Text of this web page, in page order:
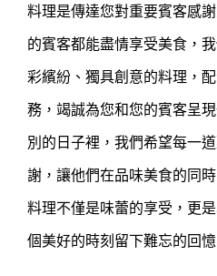
料理是傳達您對重要賓客感
的賓客都能盡情享受美食，
彩繽紛、獨具創意的料理，
務，竭誠為您和您的賓客呈
別的日子裡，我們希望每一
謝，讓他們在品味美食的同
料理不僅是味蕾的享受，更
個美好的時刻留下難忘的回憶